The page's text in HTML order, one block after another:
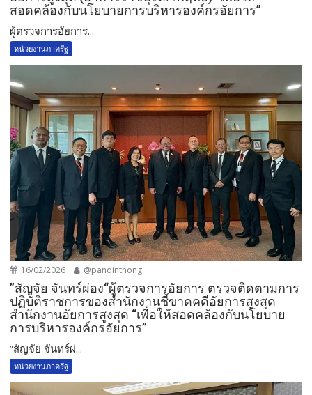
สอดคล้องกับนโยบายการบริหารองค์กรอัยการ”
ผู้ตรวจการอัยการ...
หน่วยงานภาครัฐ
16/02/2026 @pandinthong
”สัญจัย จันทร์ผ่อง“ผู้ตรวจการอัยการ ตรวจติดตามการ
ปฏิบัติราชการของสำนักงานชี้ขาดคดีอัยการสูงสุด
สำนักงานอัยการสูงสุด “เพื่อให้สอดคล้องกับนโยบาย
การบริหารองค์กรอัยการ”
”สัญจัย จันทร์ผ่...
หน่วยงานภาครัฐ